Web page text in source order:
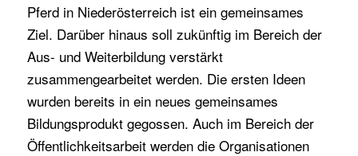
Pferd in Niederösterreich ist ein gemeinsames
Ziel. Darüber hinaus soll zukünftig im Bereich der
Aus- und Weiterbildung verstärkt
zusammengearbeitet werden. Die ersten Ideen
wurden bereits in ein neues gemeinsames
Bildungsprodukt gegossen. Auch im Bereich der
Öffentlichkeitsarbeit werden die Organisationen